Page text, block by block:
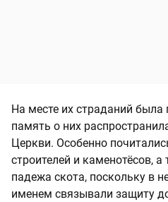
На месте их страданий была
память о них
Церкви. Особенно
строителей и каменотёсов,
падежа скота, поскольку в
именем связывали защиту